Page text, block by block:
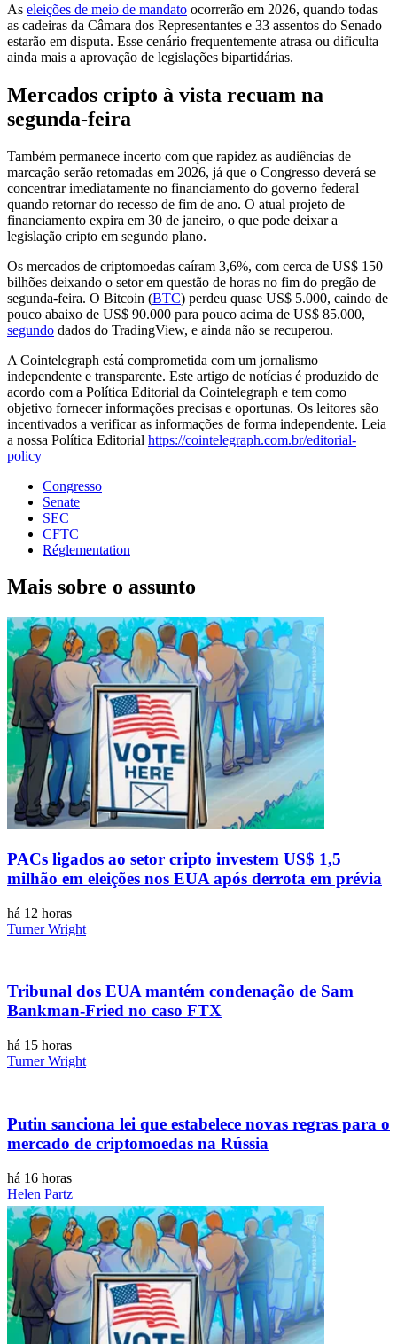
As eleições de meio de mandato ocorrerão em 2026, quando todas
as cadeiras da Câmara dos Representantes e 33 assentos do Senado
estarão em disputa. Esse cenário frequentemente atrasa ou dificulta
ainda mais a aprovação de legislações bipartidárias.
Mercados cripto à vista recuam na
segunda-feira
Também permanece incerto com que rapidez as audiências de
marcação serão retomadas em 2026, já que o Congresso deverá se
concentrar imediatamente no financiamento do governo federal
quando retornar do recesso de fim de ano. O atual projeto de
financiamento expira em 30 de janeiro, o que pode deixar a
legislação cripto em segundo plano.
Os mercados de criptomoedas caíram 3,6%, com cerca de US$ 150
bilhões deixando o setor em questão de horas no fim do pregão de
segunda-feira. O Bitcoin (BTC) perdeu quase US$ 5.000, caindo de
pouco abaixo de US$ 90.000 para pouco acima de US$ 85.000,
segundo dados do TradingView, e ainda não se recuperou.
A Cointelegraph está comprometida com um jornalismo
independente e transparente. Este artigo de notícias é produzido de
acordo com a Política Editorial da Cointelegraph e tem como
objetivo fornecer informações precisas e oportunas. Os leitores são
incentivados a verificar as informações de forma independente. Leia
a nossa Política Editorial https://cointelegraph.com.br/editorial-
policy
Congresso
Senate
SEC
CFTC
Réglementation
Mais sobre o assunto
PACs ligados ao setor cripto investem US$ 1,5
milhão em eleições nos EUA após derrota em prévia
há 12 horas
Turner Wright
Tribunal dos EUA mantém condenação de Sam
Bankman-Fried no caso FTX
há 15 horas
Turner Wright
Putin sanciona lei que estabelece novas regras para o
mercado de criptomoedas na Rússia
há 16 horas
Helen Partz